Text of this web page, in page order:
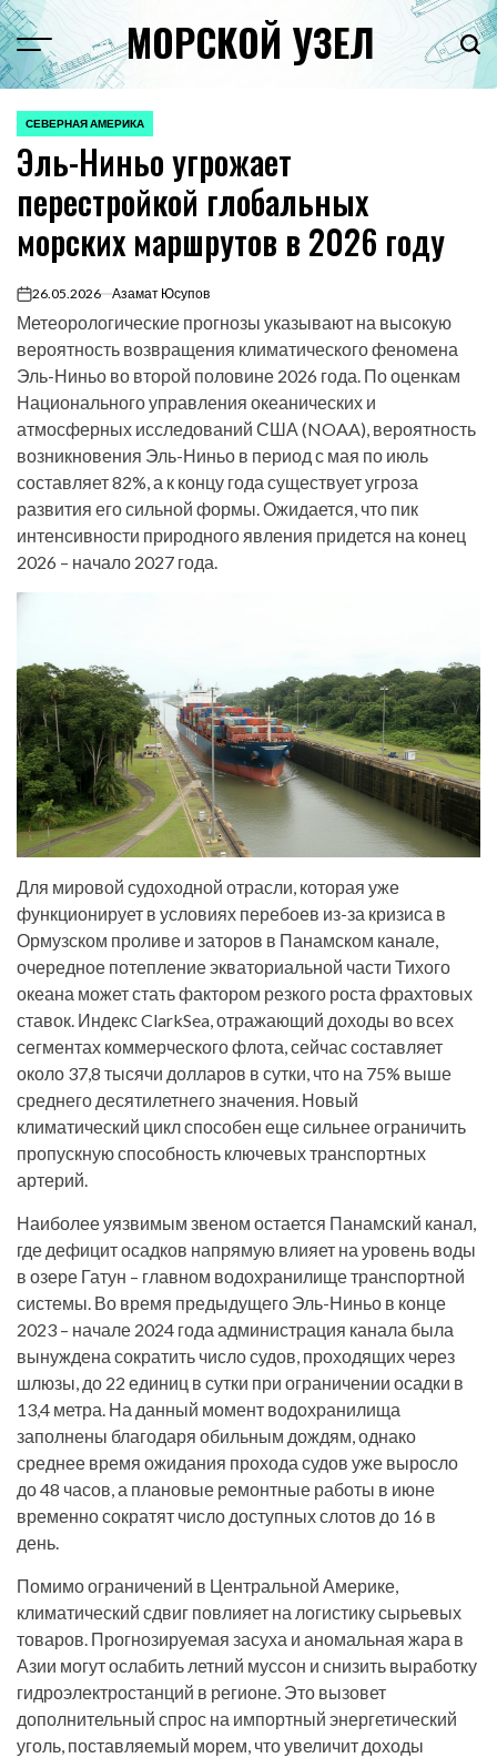
Перейти
к
содержимому
Menu МОРСКОЙ УЗЕЛ
ОПУБЛИКОВАНО
В
СЕВЕРНАЯ АМЕРИКА
Эль-Ниньо угрожает
перестройкой глобальных
морских маршрутов в 2026 году
on26.05.2026 Азамат Юсупов
Метеорологические прогнозы указывают на высокую
вероятность возвращения климатического феномена
Эль-Ниньо во второй половине 2026 года. По оценкам
Национального управления океанических и
атмосферных исследований США (NOAA), вероятность
возникновения Эль-Ниньо в период с мая по июль
составляет 82%, а к концу года существует угроза
развития его сильной формы. Ожидается, что пик
интенсивности природного явления придется на конец
2026 – начало 2027 года.
Для мировой судоходной отрасли, которая уже
функционирует в условиях перебоев из-за кризиса в
Ормузском проливе и заторов в Панамском канале,
очередное потепление экваториальной части Тихого
океана может стать фактором резкого роста фрахтовых
ставок. Индекс ClarkSea, отражающий доходы во всех
сегментах коммерческого флота, сейчас составляет
около 37,8 тысячи долларов в сутки, что на 75% выше
среднего десятилетнего значения. Новый
климатический цикл способен еще сильнее ограничить
пропускную способность ключевых транспортных
артерий.
Наиболее уязвимым звеном остается Панамский канал,
где дефицит осадков напрямую влияет на уровень воды
в озере Гатун – главном водохранилище транспортной
системы. Во время предыдущего Эль-Ниньо в конце
2023 – начале 2024 года администрация канала была
вынуждена сократить число судов, проходящих через
шлюзы, до 22 единиц в сутки при ограничении осадки в
13,4 метра. На данный момент водохранилища
заполнены благодаря обильным дождям, однако
среднее время ожидания прохода судов уже выросло
до 48 часов, а плановые ремонтные работы в июне
временно сократят число доступных слотов до 16 в
день.
Помимо ограничений в Центральной Америке,
климатический сдвиг повлияет на логистику сырьевых
товаров. Прогнозируемая засуха и аномальная жара в
Азии могут ослабить летний муссон и снизить выработку
гидроэлектростанций в регионе. Это вызовет
дополнительный спрос на импортный энергетический
уголь, поставляемый морем, что увеличит доходы